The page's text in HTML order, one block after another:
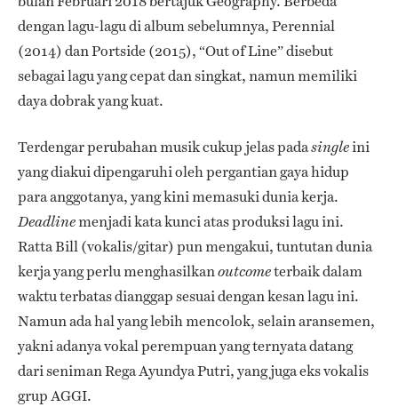
dengan lagu-lagu di album sebelumnya, Perennial
(2014) dan Portside (2015), “Out of Line” disebut
sebagai lagu yang cepat dan singkat, namun memiliki
daya dobrak yang kuat.
Terdengar perubahan musik cukup jelas padasingleini
yang diakui dipengaruhi oleh pergantian gaya hidup
para anggotanya, yang kini memasuki dunia kerja.
Deadlinemenjadi kata kunci atas produksi lagu ini.
Ratta Bill (vokalis/gitar) pun mengakui, tuntutan dunia
kerja yang perlu menghasilkanoutcometerbaik dalam
waktu terbatas dianggap sesuai dengan kesan lagu ini.
Namun ada hal yang lebih mencolok, selain aransemen,
yakni adanya vokal perempuan yang ternyata datang
dari seniman Rega Ayundya Putri, yang juga eks vokalis
grup AGGI.